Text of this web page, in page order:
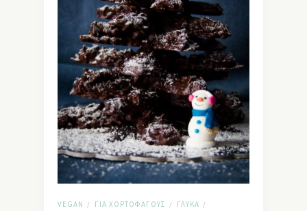
VEGAN / ΓΙΑ ΧΟΡΤΟΦΆΓΟΥΣ / ΓΛΥΚΆ /